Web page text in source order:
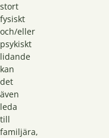
stort
fysiskt
och/eller
psykiskt
lidande
kan
det
även
leda
till
familjära,